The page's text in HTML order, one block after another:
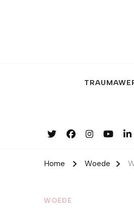
Home Woede
WOEDE